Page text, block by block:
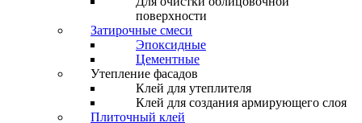
поверхности
Затирочные смеси
Эпоксидные
Цементные
Утепление фасадов
Клей для утеплителя
Клей для создания армирующего слоя
Плиточный клей